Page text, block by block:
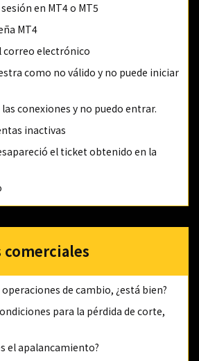
en MT4 o MT5
MT4
correo electrónico
como no válido y no puede iniciar
conexiones y no puedo entrar.
inactivas
el ticket obtenido en la
de cambio, ¿está bien?
para la pérdida de corte,
el apalancamiento?